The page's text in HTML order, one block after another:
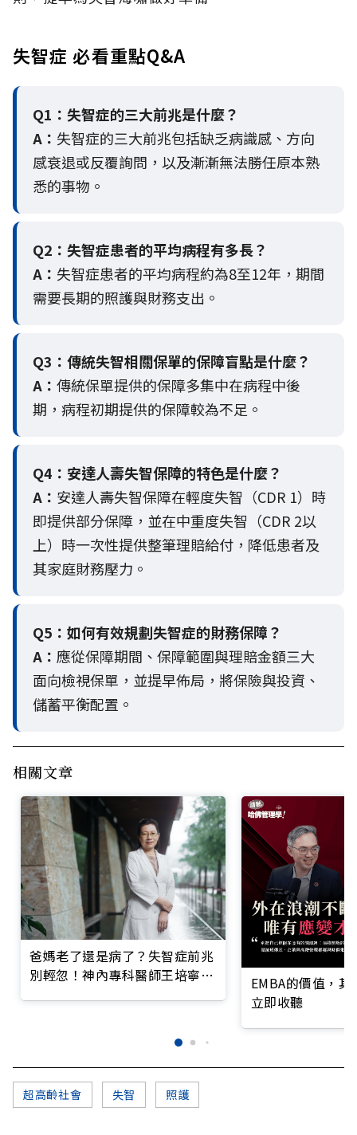
失智症 必看重點Q&A
Q1：失智症的三大前兆是什麼？
A： 失智症的三大前兆包括缺乏病識感、方向
感衰退或反覆詢問，以及漸漸無法勝任原本熟
悉的事物。
Q2： 失智症患者的平均病程有多長？
A： 失智症患者的平均病程約為8至12年，期間
需要長期的照護與財務支出。
Q3： 傳統失智相關保單的保障盲點是什麼？
A： 傳統保單提供的保障多集中在病程中後
期，病程初期提供的保障較為不足。
Q4： 安達人壽失智保障的特色是什麼？
A： 安達人壽失智保障在輕度失智（CDR 1）時
即提供部分保障，並在中重度失智（CDR 2以
上）時一次性提供整筆理賠給付，降低患者及
其家庭財務壓力。
Q5： 如何有效規劃失智症的財務保障？
A： 應從保障期間、保障範圍與理賠金額三大
面向檢視保單，並提早佈局，將保險與投資、
儲蓄平衡配置。
相關文章
爸媽老了還是病了？失智症前兆
別輕忽！神內專科醫師王培寧呼
EMBA的價值，
立即收聽
超高齡社會 失智 照護